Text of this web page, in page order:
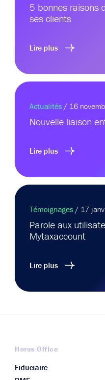
5 bonnes raisons
ses clients
Lire plus
Actualités / 16
Nouvelle liaison
Lire plus
Témoignages / 17
Parole aux
Mytaxaccount
Lire plus
Horus Office
Fiduciaire